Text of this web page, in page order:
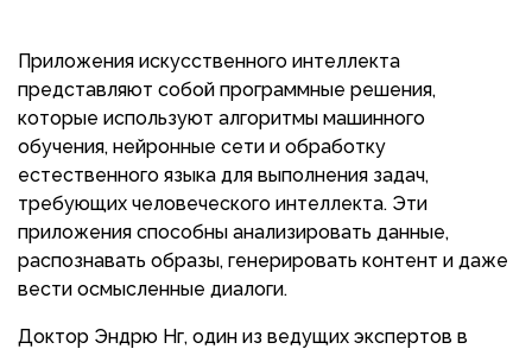
Приложения искусственного интеллекта
представляют собой программные решения,
которые используют алгоритмы машинного
обучения, нейронные сети и обработку
естественного языка для выполнения задач,
требующих человеческого интеллекта. Эти
приложения способны анализировать данные,
распознавать образы, генерировать контент и даже
вести осмысленные диалоги.
Доктор Эндрю Нг, один из ведущих экспертов в